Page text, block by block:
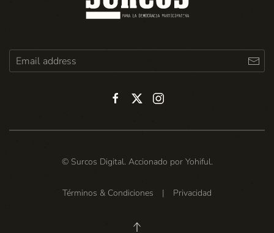
© Surcos Digital. Accionado por Yohiful.
Términos & Condiciones | Privacidad